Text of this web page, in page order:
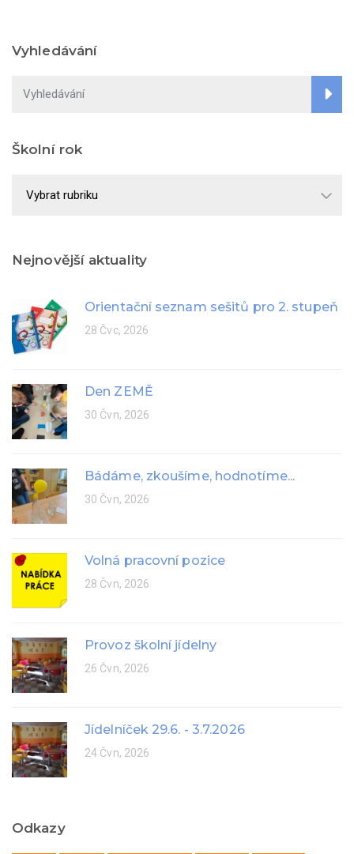
Vyhledávání
Školní rok
rok
Nejnovější aktuality
Orientační seznam sešitů pro 2. stupeň
28 Čvc, 2026
Den ZEMĚ
30 Čvn, 2026
Bádáme, zkoušíme, hodnotíme...
30 Čvn, 2026
Volná pracovní pozice
28 Čvn, 2026
Provoz školní jídelny
26 Čvn, 2026
Jídelníček 29.6. - 3.7.2026
24 Čvn, 2026
Odkazy